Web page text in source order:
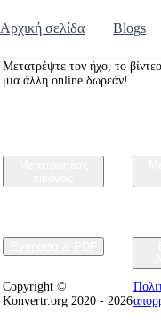
Αρχική σελίδα Blogs
Convertr.org
Μετατρέψτε τον ήχο, το
μια άλλη online δωρεάν!
Copyright ©
Konvertr.org 2020 - 2026